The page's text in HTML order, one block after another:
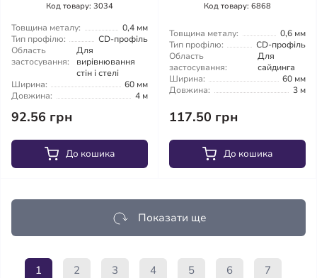
Код товару: 3034
Товщина металу:
0,4 мм
Тип профілю:
CD-профіль
Область
застосування:
Для
вирівнювання
стін і стелі
Ширина:
60 мм
Довжина:
4 м
92.56 грн
До кошика
Код товару: 6868
Товщина металу:
0,6 мм
Тип профілю:
CD-профіль
Область
застосування:
Для
сайдинга
Ширина:
60 мм
Довжина:
3 м
117.50 грн
До кошика
Показати ще
1 2 3 4 5 6 7